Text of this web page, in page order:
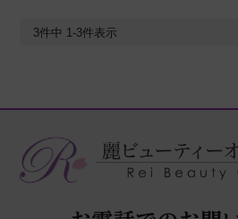
3件中 1-3件表示